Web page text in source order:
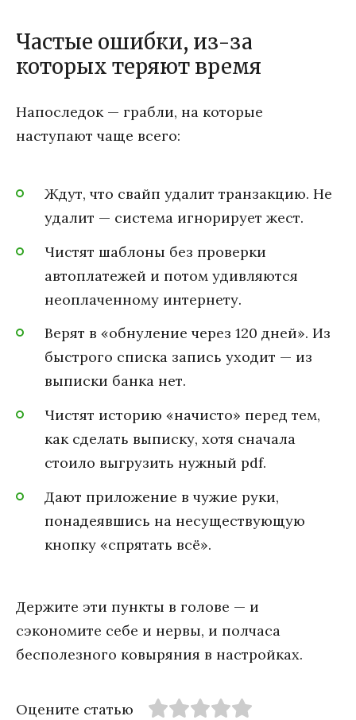
Частые ошибки, из-за
которых теряют время
Напоследок — грабли, на которые
наступают чаще всего:
Ждут, что свайп удалит транзакцию. Не
удалит — система игнорирует жест.
Чистят шаблоны без проверки
автоплатежей и потом удивляются
неоплаченному интернету.
Верят в «обнуление через 120 дней». Из
быстрого списка запись уходит — из
выписки банка нет.
Чистят историю «начисто» перед тем,
как сделать выписку, хотя сначала
стоило выгрузить нужный pdf.
Дают приложение в чужие руки,
понадеявшись на несуществующую
кнопку «спрятать всё».
Держите эти пункты в голове — и
сэкономите себе и нервы, и полчаса
бесполезного ковыряния в настройках.
Оцените статью